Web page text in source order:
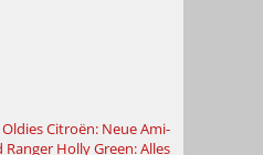
Citroën: Neue Ami-
Ranger Holly Green: Alles